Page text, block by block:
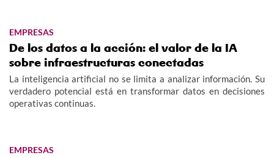
EMPRESAS
De los datos a la acción: el valor de la IA
sobre infraestructuras conectadas
La inteligencia artificial no se limita a analizar información. Su
verdadero potencial está en transformar datos en decisiones
operativas continuas.
EMPRESAS